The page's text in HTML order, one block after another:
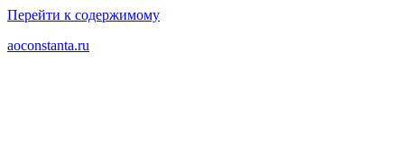
Перейти к содержимому
aoconstanta.ru